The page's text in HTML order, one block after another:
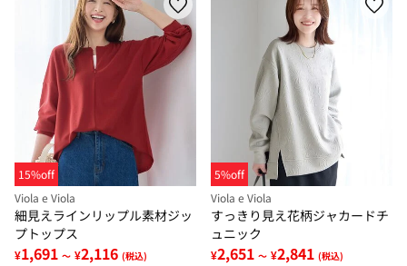
15%off
Viola e Viola
細見えラインリップル素材ジッ
プトップス
¥1,691 ～ ¥2,116 (税込)
5%off
Viola e Viola
すっきり見え花柄ジャカードチ
ュニック
¥2,651 ～ ¥2,841 (税込)